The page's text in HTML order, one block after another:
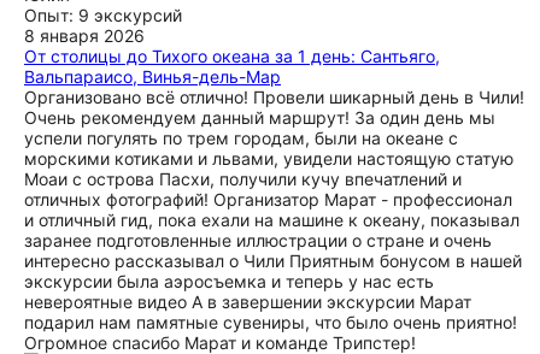
работы и оригинальные чилийские сувениры. Завершился
день на смотровой площадке Sky Costanera, откуда
открываются потрясающие виды на вечерний Сантьяго.
Нам повезло увидеть город на закате, это стало
идеальным завершением экскурсии. Большое спасибо
Марату за отличную организацию, гибкость в
изменившихся погодных условиях и увлекательные
рассказы. Экскурсия получилась очень содержательной,
разнообразной и оставила самые приятные впечатления.
Смело рекомендуем всем, кто хочет по-настоящему
познакомиться с Сантьяго и историей Чили!
ещё
Опыт: 9 экскурсий
8 января 2026
От столицы до Тихого океана за 1 день: Сантьяго,
Вальпараисо, Винья-дель-Мар
Организовано всё отлично! Провели шикарный день в Чили!
Очень рекомендуем данный маршрут! За один день мы
успели погулять по трем городам, были на океане с
морскими котиками и львами, увидели настоящую статую
Моаи с острова Пасхи, получили кучу впечатлений и
отличных фотографий! Организатор Марат - профессионал
и отличный гид, пока ехали на машине к океану, показывал
заранее подготовленные иллюстрации о стране и очень
интересно рассказывал о Чили Приятным бонусом в нашей
экскурсии была аэросъемка и теперь у нас есть
невероятные видео А в завершении экскурсии Марат
подарил нам памятные сувениры, что было очень приятно!
Огромное спасибо Марат и команде Трипстер!